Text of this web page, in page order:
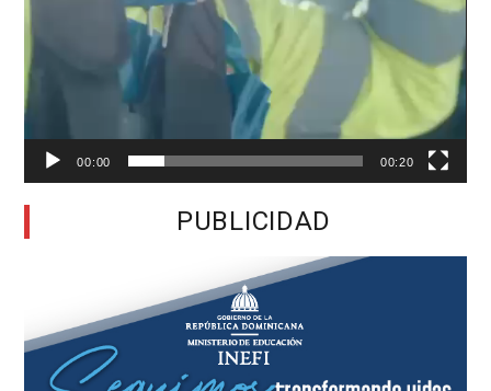
00:00 00:20
PUBLICIDAD